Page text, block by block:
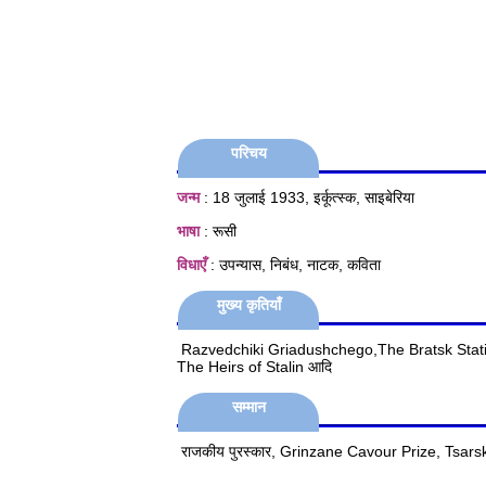
परिचय
जन्म: 18 जुलाई 1933, इर्कूत्स्क, साइबेरिया
भाषा: रूसी
विधाएँ: उपन्यास, निबंध, नाटक, कविता
मुख्य कृतियाँ
Razvedchiki Griadushchego,The Bratsk
The Heirs of Stalin आदि
सम्मान
राजकीय पुरस्कार, Grinzane Cavour Prize,